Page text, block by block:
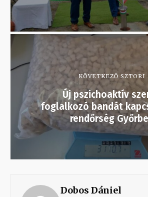
KÖVETKEZŐ SZTORI
Új pszichoaktív
foglalkozó bandát
rendőrség
Dobos Dániel